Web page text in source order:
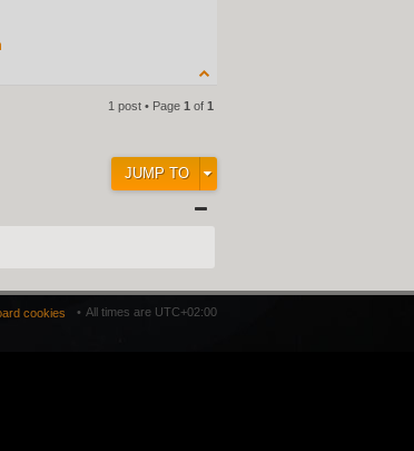
1 post • Page 1 of 1
JUMP TO
All times are UTC+02:00
cookies